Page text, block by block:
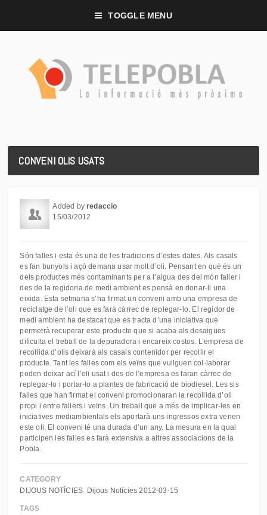
TOGGLE MENU
CONVENI OLIS USATS
Added byredaccio
15/03/2012
Són falles i esta és una de les tradicions d’estes dates. Als casals
es fan bunyols i açò demana usar molt d’oli. Pensant en què és un
dels productes més contaminants per a l’aigua des del món faller i
des de la regidoria de medi ambient es pensà en donar-li una
eixida. Esta setmana s’ha firmat un conveni amb una empresa de
reciclatge de l’oli que es farà càrrec de replegar-lo. El regidor de
medi ambient ha destacat que es tracta d’una iniciativa que
permetrà recuperar este producte que si acaba als desaigües
dificulta el treball de la depuradora i encareix costos. L’empresa de
recollida d’olis deixarà als casals contenidor per recollir el
producte. Tant les falles com els veïns que vullguen col·laborar
poden deixar ací l’oli usat i des de l’empresa es faran càrrec de
replegar-lo i portar-lo a plantes de fabricació de biodiesel. Les sis
falles que han firmat el conveni promocionaran la recollida d’oli
propi i entre fallers i veïns. Un treball que a més de implicar-les en
iniciatives mediambientals els aportarà uns ingressos extra venen
este oli. El conveni té una durada d’un any. La mesura en la qual
participen les falles es farà extensiva a altres associacions de la
Pobla.
CATEGORY
DIJOUS NOTÍCIES
Dijous Notícies 2012-03-15
TAGS